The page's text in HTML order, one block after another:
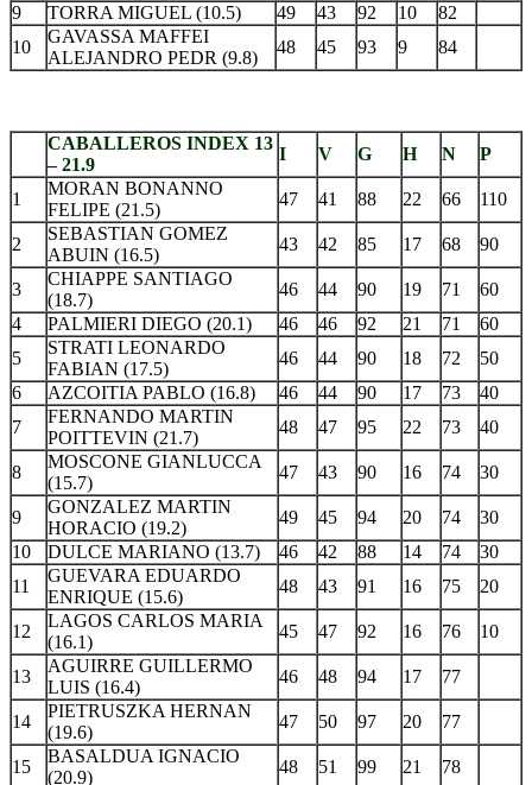
9
TORRA MIGUEL (10.5) 49 43 92 10
82
10
GAVASSA MAFFEI
ALEJANDRO PEDR (9.8)
48 45 93 9 84
CABALLEROS INDEX 13
– 21.9
I V G H N P
1
MORAN BONANNO
FELIPE (21.5)
47 41 88 22 66 110
2
SEBASTIAN GOMEZ
ABUIN (16.5)
43 42 85 17 68 90
3
CHIAPPE SANTIAGO
(18.7)
46 44 90 19 71
60
4
PALMIERI DIEGO (20.1) 46 46 92 21 71
60
5
STRATI LEONARDO
FABIAN (17.5)
46 44 90 18 72
50
6
AZCOITIA PABLO (16.8) 46 44 90 17 73
40
7
FERNANDO MARTIN
POITTEVIN (21.7)
48 47 95 22 73 40
8
MOSCONE GIANLUCCA
(15.7)
47 43 90 16 74 30
9
GONZALEZ MARTIN
HORACIO (19.2)
49 45 94 20 74
30
10
DULCE MARIANO (13.7) 46 42 88 14 74
30
11
GUEVARA EDUARDO
ENRIQUE (15.6)
48 43 91 16 75 20
12
LAGOS CARLOS MARIA
(16.1)
45 47 92 16 76 10
13
AGUIRRE GUILLERMO
LUIS (16.4)
46 48 94 17 77
14
PIETRUSZKA HERNAN
(19.6)
47 50 97 20 77
15
BASALDUA IGNACIO
(20.9)
48 51 99 21 78